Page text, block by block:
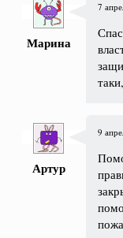
Марина
7
Артур
9